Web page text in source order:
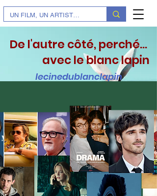
De l'autre côté, perché...
avec le blanc lapin
lecinedublanclapin